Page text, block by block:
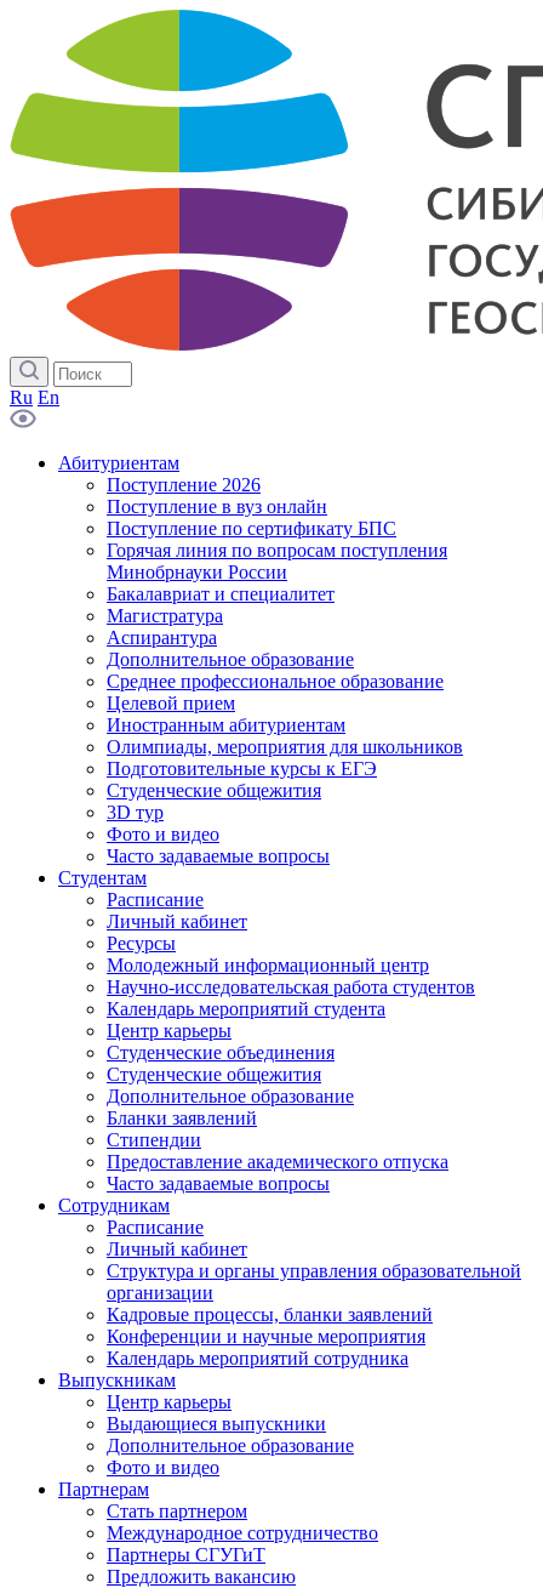
Ru En
Абитуриентам
Поступление 2026
Поступление в вуз онлайн
Поступление по сертификату БПС
Горячая линия по вопросам поступления
Минобрнауки России
Бакалавриат и специалитет
Магистратура
Аспирантура
Дополнительное образование
Среднее профессиональное образование
Целевой прием
Иностранным абитуриентам
Олимпиады, мероприятия для школьников
Подготовительные курсы к ЕГЭ
Студенческие общежития
3D тур
Фото и видео
Часто задаваемые вопросы
Студентам
Расписание
Личный кабинет
Ресурсы
Молодежный информационный центр
Научно-исследовательская работа студентов
Календарь мероприятий студента
Центр карьеры
Студенческие объединения
Студенческие общежития
Дополнительное образование
Бланки заявлений
Стипендии
Предоставление академического отпуска
Часто задаваемые вопросы
Сотрудникам
Расписание
Личный кабинет
Структура и органы управления образовательной
организации
Кадровые процессы, бланки заявлений
Конференции и научные мероприятия
Календарь мероприятий сотрудника
Выпускникам
Центр карьеры
Выдающиеся выпускники
Дополнительное образование
Фото и видео
Партнерам
Стать партнером
Международное сотрудничество
Партнеры СГУГиТ
Предложить вакансию